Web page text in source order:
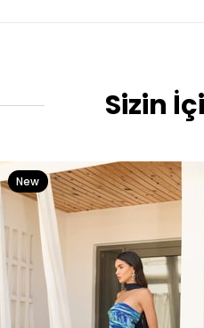
Sizin
New
Item